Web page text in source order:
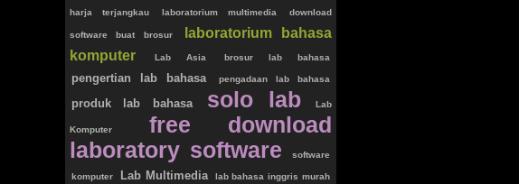
harja terjangkau laboratorium multimedia download
software buat brosur
laboratorium bahasa
komputer
Lab Asia brosur lab bahasa
pengertian lab bahasa pengadaan lab bahasa
produk lab bahasa solo lab Lab
Komputer
free download
laboratory software
software
komputer Lab Multimedia lab bahasa inggris murah